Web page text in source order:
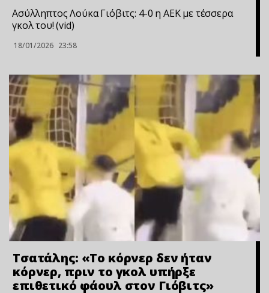
Ασύλληπτος Λούκα Γιόβιτς: 4-0 η ΑΕΚ με τέσσερα
γκολ του! (vid)
18/01/2026 23:58
Τσατάλης: «Το κόρνερ δεν ήταν
κόρνερ, πριν το γκολ υπήρξε
επιθετικό φάουλ στον Γιόβιτς»